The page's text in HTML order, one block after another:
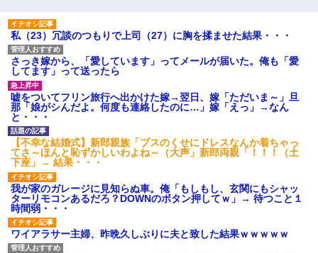
私（23）冗談のつもりで上司（27）に胸を揉ませた結果・・・
さっき嫁から、「愛しています」ってメールが届いた。俺も「愛
してます」って送ったら
嘘をついてフリン旅行へ出かけた嫁→翌日、嫁「ただいま～」旦
那「娘がシんだよ。何度も連絡したのに…」嫁「えっ」→なん
と・・・
【不幸な結婚式】新郎親族「ブスのくせにドレスなんか着ちゃっ
てさ～ほんと恥ずかしいわよね～（大声」新郎両親「！！！（土
下座」→ 結果・・・
我が家のガレージに見知らぬ車。俺「もしもし、玄関にもシャッ
ターリモコンあるだろ？DOWNのボタン押してｗ」→ 待つこと１
時間弱・・・
ワイアラサー主婦、昨晩久しぶりに夫と致した結果ｗｗｗｗｗ